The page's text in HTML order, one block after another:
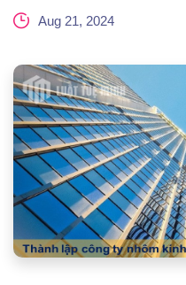
Aug 21, 2024